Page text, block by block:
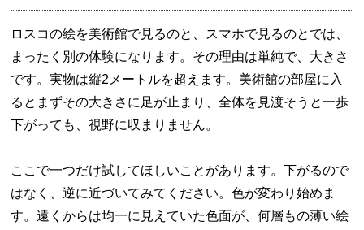
ロスコの絵を美術館で見るのと、スマホで見るのとでは、
まったく別の体験になります。その理由は単純で、大きさ
です。実物は縦2メートルを超えます。美術館の部屋に入
るとまずその大きさに足が止まり、全体を見渡そうと一歩
下がっても、視野に収まりません。
ここで一つだけ試してほしいことがあります。下がるので
はなく、逆に近づいてみてください。色が変わり始めま
す。遠くからは均一に見えていた色面が、何層もの薄い絵